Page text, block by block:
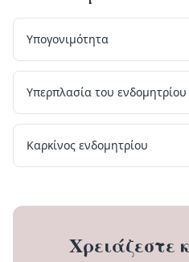
Υπογονιμότητα
Υπερπλασία του ενδομητρίου
Καρκίνος ενδομητρίου
Χρειάζεστε